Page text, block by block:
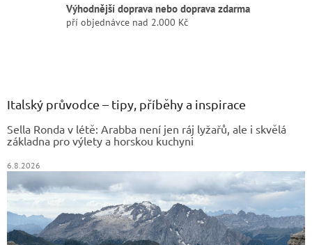
Výhodnější doprava nebo doprava zdarma
pří objednávce nad 2.000 Kč
Italský průvodce – tipy, příběhy a inspirace
Sella Ronda v létě: Arabba není jen ráj lyžařů, ale i skvělá
základna pro výlety a horskou kuchyni
6.8.2026